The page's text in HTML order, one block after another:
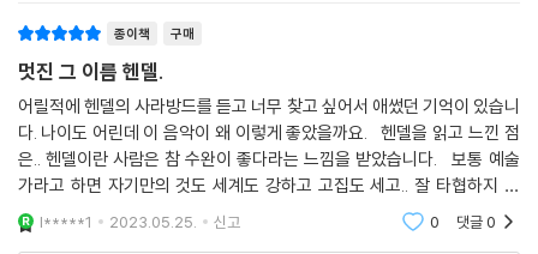
헨델의 음악과 그 생애를 함께 엮어 설명해나가며 진정으로 이를 ‘함께 느
끼며 사랑할’ 수 있도록 독자의 손을 잡고 친절하게 이끈다. 저자가 독자와
함께 걷기 위해 다져낸 길은 마치 아무도 가보지 못한 숲에 난 경이로운 산
책로와도 같다.
저자는 이 책을 여는 장에서 뛰는 가슴을 숨기지 않는다. “사람들이 모르는
이야기를 전하면서 느끼게 되는 은근한 즐거움이라고 할까요. 그것이 숨겨
진 보물 같은 인물의 이야기라면 더욱 그렇습니다”. 독일인 신분으로 영국
종이책 구매
멋진 그 이름 헨델.
어릴적에 헨델의 사라방드를 듣고 너무 찾고 싶어서 애썼던 기억이 있습니
다. 나이도 어린데 이 음악이 왜 이렇게 좋았을까요. 헨델을 읽고 느낀 점
은.. 헨델이란 사람은 참 수완이 좋다라는 느낌을 받았습니다. 보통 예술
가라고 하면 자기만의 것도 세계도 강하고 고집도 세고.. 잘 타협하지 않
는.. 느낌이 강한데 헨델은 사회적, 대인적 기술이 참 뛰어난 음악가이며
l*****1 2023.05.25. 신고 0 댓글0